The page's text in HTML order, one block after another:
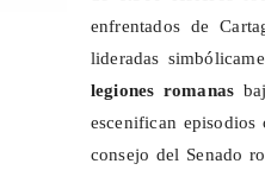
enfrentados de
lideradas
legiones romanas
escenifican
consejo del Senado